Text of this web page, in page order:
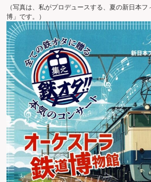
（写真は、私がプロデュースする、夏の新日本